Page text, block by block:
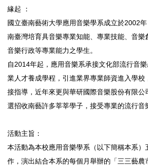
緣起 ：
國立臺南藝術大學應用音樂學系成立於2002
南臺灣培育具音樂專業知能、專業技能、音樂
音樂行政等專業能力之學生。
自2014年起，應用音樂系承接文化部流行音
業人才養成學程，引進業界專業師資進入學校
接指導，近年來更與華研國際音樂股份有限公
選招收南藝許多莘莘學子，接受專業的流行音
活動主旨：
本活動為本校應用音樂學系（以下簡稱本系）
作，演出結合本系的每個月舉辦的「三三藝農